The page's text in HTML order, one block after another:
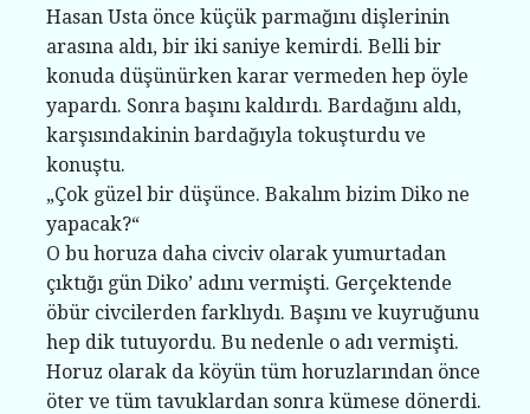
Hasan Usta önce küçük parmağını dişlerinin
arasına aldı, bir iki saniye kemirdi. Belli bir
konuda düşünürken karar vermeden hep öyle
yapardı. Sonra başını kaldırdı. Bardağını aldı,
karşısındakinin bardağıyla tokuşturdu ve
konuştu.
„Çok güzel bir düşünce. Bakalım bizim Diko ne
yapacak?“
O bu horuza daha civciv olarak yumurtadan
çıktığı gün Diko’ adını vermişti. Gerçektende
öbür civcilerden farklıydı. Başını ve kuyruğunu
hep dik tutuyordu. Bu nedenle o adı vermişti.
Horuz olarak da köyün tüm horuzlarından önce
öter ve tüm tavuklardan sonra kümese dönerdi.